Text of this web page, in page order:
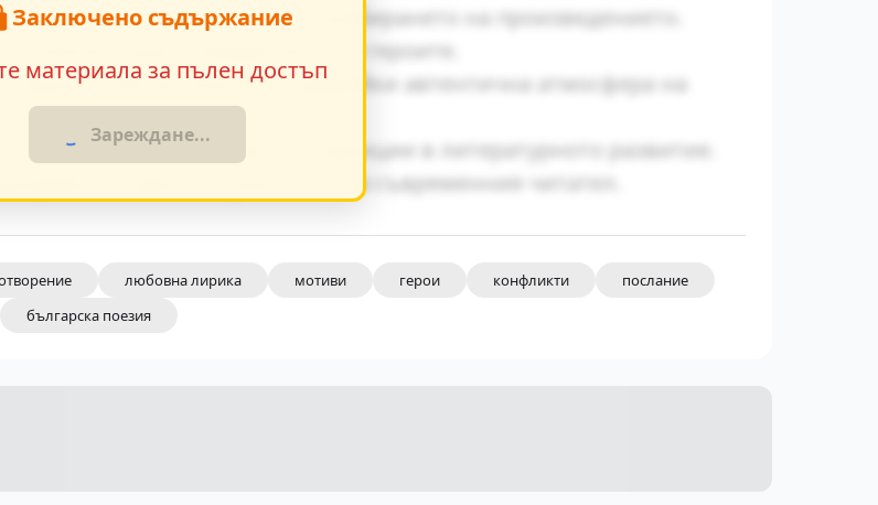
от съществено значение за разбирането на произведението.
влияние върху поведението на героите.
разказ, създавайки автентична атмосфера на
период показват общите тенденции в литературното развитие.
неговата актуалност и за съвременния читател.
Заключено съдържание
материала за пълен достъп
Зареждане...
любовна лирика мотиви герои конфликти
послание
българска поезия